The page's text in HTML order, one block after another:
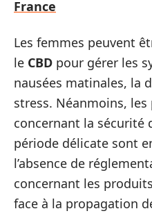
France
Les femmes peuvent
le CBD pour gérer les
nausées matinales, la
stress. Néanmoins,
concernant la sécurité
période délicate sont
l’absence de
concernant les
face à la propagation